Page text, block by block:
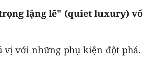
lặng lẽ" (quiet luxury)
vị với những phụ kiện đột phá.